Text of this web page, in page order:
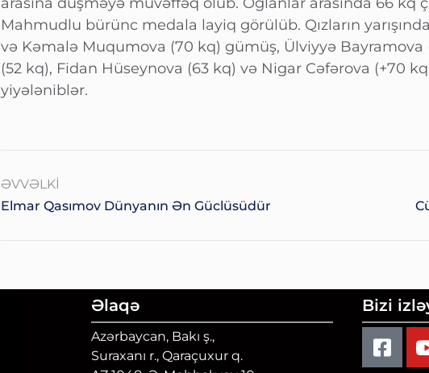
Mahmudlu bürünc medala layiq görülüb. Qızların
və Kəmalə Muqumova (70 kq) gümüş, Ülviyyə
(52 kq), Fidan Hüseynova (63 kq) və Nigar Cəfərova (+70
yiyələniblər.
ƏVVƏLKI
Elmar Qasımov Dünyanın Ən Güclüsüdür
Əlaqə
Azərbaycan, Bakı ş.,
Suraxanı r., Qaraçuxur q.
Bizi